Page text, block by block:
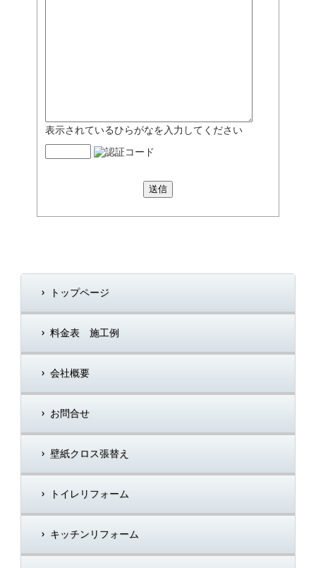
表示されているひらがなを入力してください
トップページ
料金表 施工例
会社概要
お問合せ
壁紙クロス張替え
トイレリフォーム
キッチンリフォーム